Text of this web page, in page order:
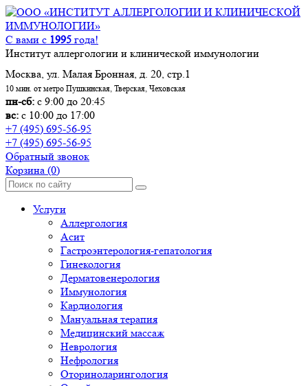
С вами с 1995 года!
Институт аллергологии и клинической иммунологии
Москва, ул. Малая Бронная, д. 20, стр.1
10 мин. от метро Пушкинская, Тверская, Чеховская
пн-сб: с 9:00 до 20:45
вс: с 10:00 до 17:00
+7 (495) 695-56-95
+7 (495) 695-56-95
Обратный звонок
Корзина (0)
Услуги
Аллергология
Асит
Гастроэнтерология-гепатология
Гинекология
Дерматовенерология
Иммунология
Кардиология
Мануальная терапия
Медицинский массаж
Неврология
Нефрология
Оториноларингология